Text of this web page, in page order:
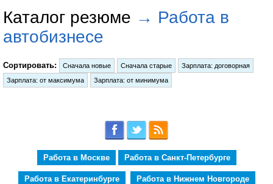
Каталог резюме → Работа в
автобизнесе
Сортировать:
Работа в Москве Работа в Санкт-Петербурге
Работа в Екатеринбурге Работа в Нижнем Новгороде